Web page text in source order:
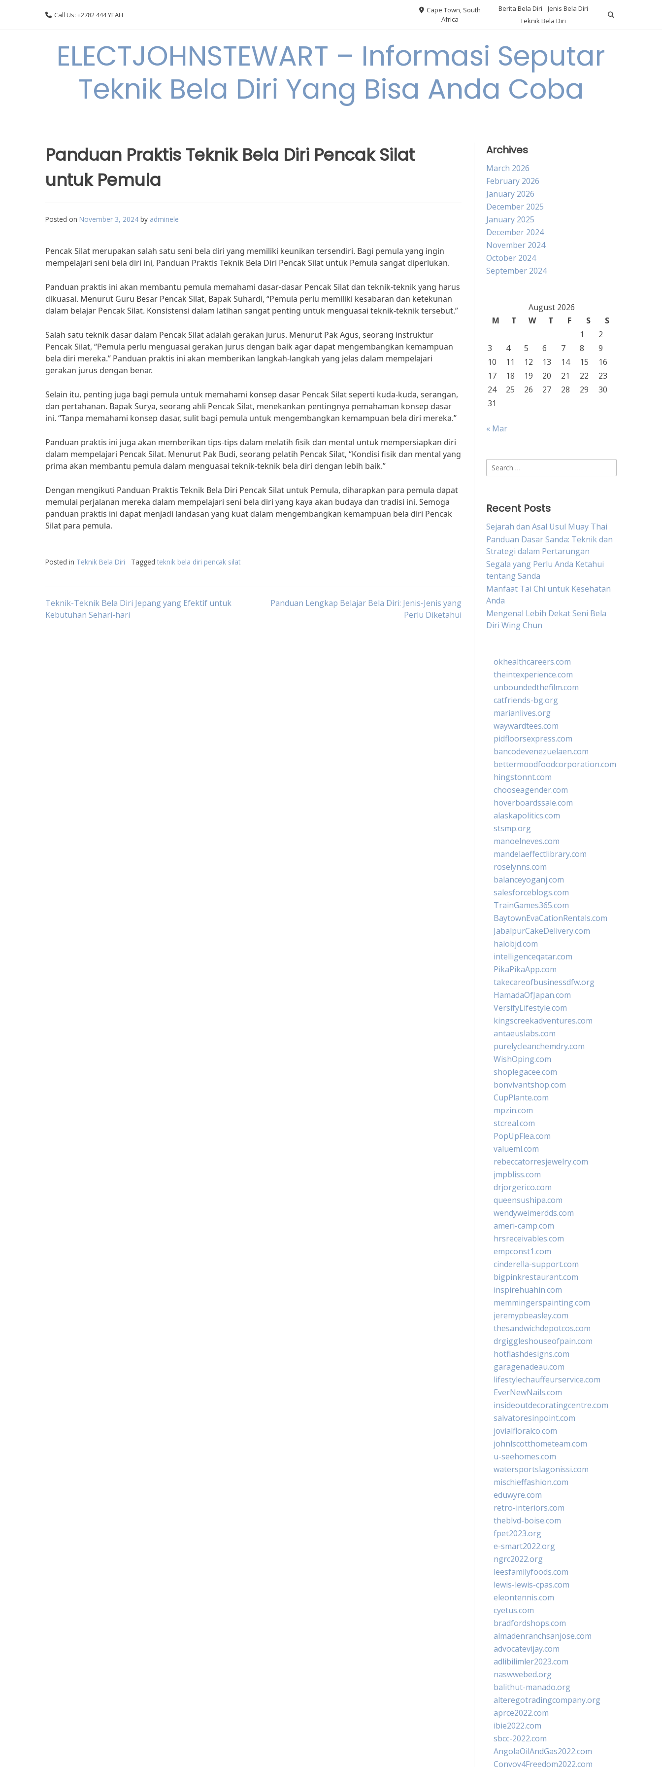
Call Us: +2782 444 YEAH
Cape Town, South
Africa
Berita Bela Diri
Jenis Bela Diri
Teknik Bela Diri
ELECTJOHNSTEWART – Informasi Seputar
Teknik Bela Diri Yang Bisa Anda Coba
Panduan Praktis Teknik Bela Diri Pencak Silat
untuk Pemula
Posted on November 3, 2024 by adminele
Pencak Silat merupakan salah satu seni bela diri yang memiliki keunikan tersendiri. Bagi pemula yang ingin
mempelajari seni bela diri ini, Panduan Praktis Teknik Bela Diri Pencak Silat untuk Pemula sangat diperlukan.
Panduan praktis ini akan membantu pemula memahami dasar-dasar Pencak Silat dan teknik-teknik yang harus
dikuasai. Menurut Guru Besar Pencak Silat, Bapak Suhardi, “Pemula perlu memiliki kesabaran dan ketekunan
dalam belajar Pencak Silat. Konsistensi dalam latihan sangat penting untuk menguasai teknik-teknik tersebut.”
Salah satu teknik dasar dalam Pencak Silat adalah gerakan jurus. Menurut Pak Agus, seorang instruktur
Pencak Silat, “Pemula perlu menguasai gerakan jurus dengan baik agar dapat mengembangkan kemampuan
bela diri mereka.” Panduan praktis ini akan memberikan langkah-langkah yang jelas dalam mempelajari
gerakan jurus dengan benar.
Selain itu, penting juga bagi pemula untuk memahami konsep dasar Pencak Silat seperti kuda-kuda, serangan,
dan pertahanan. Bapak Surya, seorang ahli Pencak Silat, menekankan pentingnya pemahaman konsep dasar
ini. “Tanpa memahami konsep dasar, sulit bagi pemula untuk mengembangkan kemampuan bela diri mereka.”
Panduan praktis ini juga akan memberikan tips-tips dalam melatih fisik dan mental untuk mempersiapkan diri
dalam mempelajari Pencak Silat. Menurut Pak Budi, seorang pelatih Pencak Silat, “Kondisi fisik dan mental yang
prima akan membantu pemula dalam menguasai teknik-teknik bela diri dengan lebih baik.”
Dengan mengikuti Panduan Praktis Teknik Bela Diri Pencak Silat untuk Pemula, diharapkan para pemula dapat
memulai perjalanan mereka dalam mempelajari seni bela diri yang kaya akan budaya dan tradisi ini. Semoga
panduan praktis ini dapat menjadi landasan yang kuat dalam mengembangkan kemampuan bela diri Pencak
Silat para pemula.
Posted in Teknik Bela Diri Tagged teknik bela diri pencak silat
Post
Teknik-Teknik Bela Diri Jepang yang Efektif untuk
Kebutuhan Sehari-hari
Panduan Lengkap Belajar Bela Diri: Jenis-Jenis yang
Perlu Diketahui
Archives
March 2026
February 2026
January 2026
December 2025
January 2025
December 2024
November 2024
October 2024
September 2024
August 2026
M
T W T F S
S
1
2
3
4 5 6 7 8
9
10
11 12 13 14 15
16
17
18 19 20 21 22
23
24
25 26 27 28 29
30
31
« Mar
Search
for:
Recent Posts
Sejarah dan Asal Usul Muay Thai
Panduan Dasar Sanda: Teknik dan
Strategi dalam Pertarungan
Segala yang Perlu Anda Ketahui
tentang Sanda
Manfaat Tai Chi untuk Kesehatan
Anda
Mengenal Lebih Dekat Seni Bela
Diri Wing Chun
okhealthcareers.com
theintexperience.com
unboundedthefilm.com
catfriends-bg.org
marianlives.org
waywardtees.com
pidfloorsexpress.com
bancodevenezuelaen.com
bettermoodfoodcorporation.com
hingstonnt.com
chooseagender.com
hoverboardssale.com
alaskapolitics.com
stsmp.org
manoelneves.com
mandelaeffectlibrary.com
roselynns.com
balanceyoganj.com
salesforceblogs.com
TrainGames365.com
BaytownEvaCationRentals.com
JabalpurCakeDelivery.com
halobjd.com
intelligenceqatar.com
PikaPikaApp.com
takecareofbusinessdfw.org
HamadaOfJapan.com
VersifyLifestyle.com
kingscreekadventures.com
antaeuslabs.com
purelycleanchemdry.com
WishOping.com
shoplegacee.com
bonvivantshop.com
CupPlante.com
mpzin.com
stcreal.com
PopUpFlea.com
valueml.com
rebeccatorresjewelry.com
jmpbliss.com
drjorgerico.com
queensushipa.com
wendyweimerdds.com
ameri-camp.com
hrsreceivables.com
empconst1.com
cinderella-support.com
bigpinkrestaurant.com
inspirehuahin.com
memmingerspainting.com
jeremypbeasley.com
thesandwichdepotcos.com
drgiggleshouseofpain.com
hotflashdesigns.com
garagenadeau.com
lifestylechauffeurservice.com
EverNewNails.com
insideoutdecoratingcentre.com
salvatoresinpoint.com
jovialfloralco.com
johnlscotthometeam.com
u-seehomes.com
watersportslagonissi.com
mischieffashion.com
eduwyre.com
retro-interiors.com
theblvd-boise.com
fpet2023.org
e-smart2022.org
ngrc2022.org
leesfamilyfoods.com
lewis-lewis-cpas.com
eleontennis.com
cyetus.com
bradfordshops.com
almadenranchsanjose.com
advocatevijay.com
adlibilimler2023.com
naswwebed.org
balithut-manado.org
alteregotradingcompany.org
aprce2022.com
ibie2022.com
sbcc-2022.com
AngolaOilAndGas2022.com
Convoy4Freedom2022.com